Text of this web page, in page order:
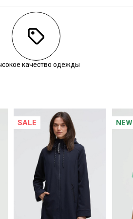
нам, чтобы уточнить наличие.
качество одежды
SALE NEW